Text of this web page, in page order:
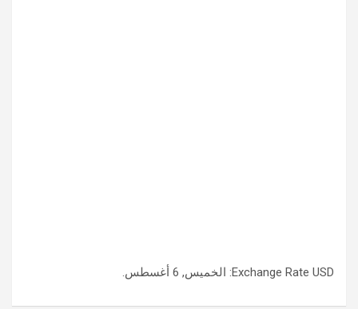
Exchange Rate USD : الخميس, 6 أغسطس.